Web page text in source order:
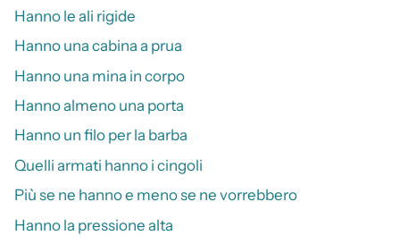
Hanno le ali rigide
Hanno una cabina a prua
Hanno una mina in corpo
Hanno almeno una porta
Hanno un filo per la barba
Quelli armati hanno i cingoli
Più se ne hanno e meno se ne vorrebbero
Hanno la pressione alta